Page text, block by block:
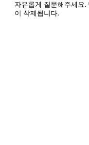
자유롭게 질문해주세요
이 삭제됩니다.